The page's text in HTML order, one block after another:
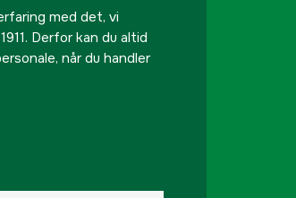
med det, vi
Derfor kan du altid
når du handler